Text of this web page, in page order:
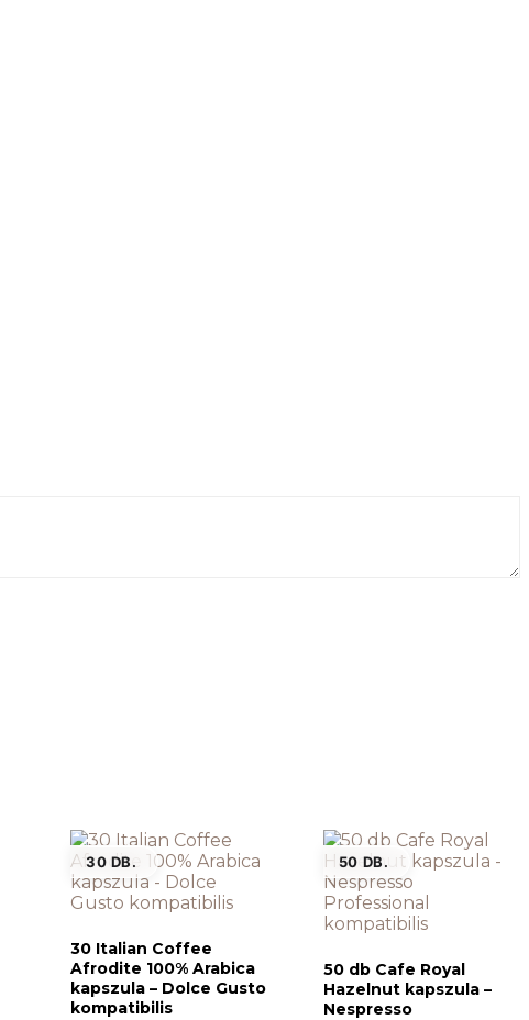
30 DB.
30 Italian Coffee
Afrodite 100% Arabica
kapszula – Dolce Gusto
kompatibilis
50 DB.
50 db Cafe Royal
Hazelnut kapszula –
Nespresso